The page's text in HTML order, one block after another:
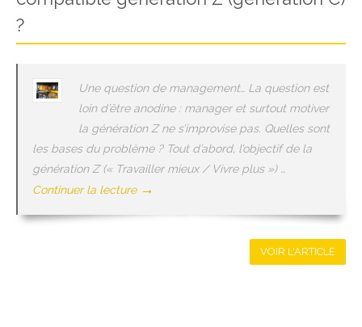
?
Une question de management… La question est
loin d’être anodine : manager et surtout motiver
la génération Z ne s’improvise pas. Quelles sont
les bases du problème ? Tout d’abord, l’objectif de la
génération Z (« Travailler mieux / Vivre plus ») …
Continuer la lecture →
VOIR L'ARTICLE